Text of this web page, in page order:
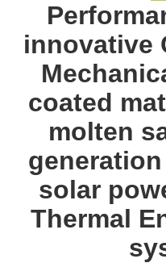
innovative
coated
molten
solar
Thermal